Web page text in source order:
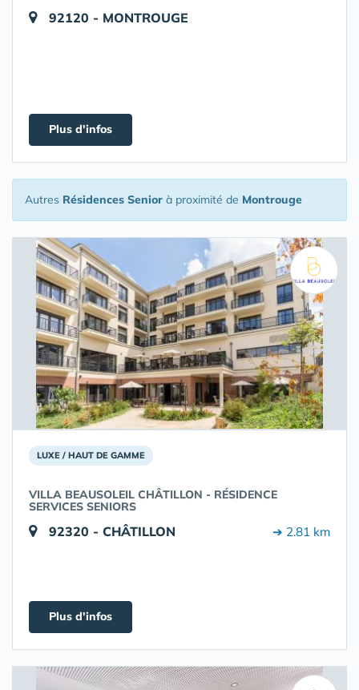
92120 - MONTROUGE
Plus d'infos
Autres Résidences Senior à proximité de Montrouge
LUXE / HAUT DE GAMME
VILLA BEAUSOLEIL CHÂTILLON - RÉSIDENCE
SERVICES SENIORS
92320 - CHÂTILLON ➔ 2.81 km
Plus d'infos